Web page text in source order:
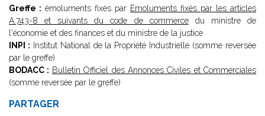
Greffe : émoluments fixés par Emoluments fixés par les articles
A.743-8 et suivants du code de commercedu ministre de
l'économie et des finances et du ministre de la justice
INPI : Institut National de la Propriété Industrielle (somme reversée
par le greffe)
BODACC : Bulletin Officiel des Annonces Civiles et Commerciales
(somme reversée par le greffe)
PARTAGER